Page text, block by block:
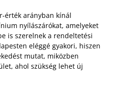
érték arányban kínál
nyílászárókat, amelyeket
is szerelnek a rendeltetési
eléggé gyakori, hiszen
mutat, miközben
ahol szükség lehet új